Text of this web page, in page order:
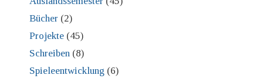
Bücher (2)
Projekte (45)
Schreiben (8)
Spieleentwicklung (6)